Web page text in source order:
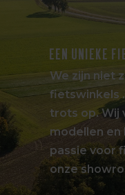
EEN UNIEKE
We zijn niet
fietswinkels
trots op. Wij
modellen en
passie voor
onze